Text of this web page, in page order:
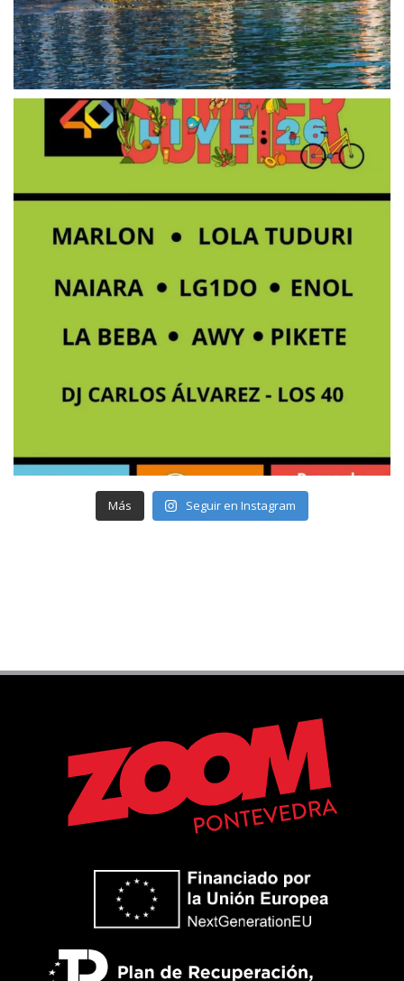
Más Seguir en Instagram